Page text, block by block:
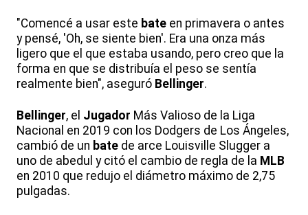
"Comencé a usar este bate en primavera o antes
y pensé, 'Oh, se siente bien'. Era una onza más
ligero que el que estaba usando, pero creo que la
forma en que se distribuía el peso se sentía
realmente bien", aseguró Bellinger.
Bellinger, el Jugador Más Valioso de la Liga
Nacional en 2019 con los Dodgers de Los Ángeles,
cambió de un bate de arce Louisville Slugger a
uno de abedul y citó el cambio de regla de la MLB
en 2010 que redujo el diámetro máximo de 2,75
pulgadas.